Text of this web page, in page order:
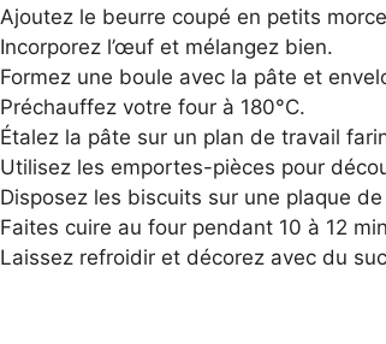
Ajoutez le beurre coupé en petits
Incorporez l’œuf et mélangez bien.
Formez une boule avec la pâte et
Préchauffez votre four à 180°C.
Étalez la pâte sur un plan de travail
Utilisez les emportes-pièces pour
Disposez les biscuits sur une plaque
Faites cuire au four pendant 10 à 12
Laissez refroidir et décorez avec du